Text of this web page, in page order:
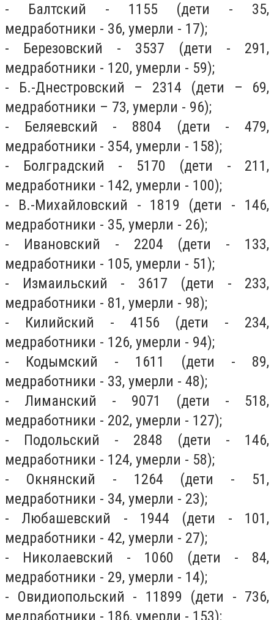
- Балтский - 1155 (дети - 35,
медработники - 36, умерли - 17);
- Березовский - 3537 (дети - 291,
медработники - 120, умерли - 59);
- Б.-Днестровский – 2314 (дети – 69,
медработники – 73, умерли - 96);
- Беляевский - 8804 (дети - 479,
медработники - 354, умерли - 158);
- Болградский - 5170 (дети - 211,
медработники - 142, умерли - 100);
- В.-Михайловский - 1819 (дети - 146,
медработники - 35, умерли - 26);
- Ивановский - 2204 (дети - 133,
медработники - 105, умерли - 51);
- Измаильский - 3617 (дети - 233,
медработники - 81, умерли - 98);
- Килийский - 4156 (дети - 234,
медработники - 126, умерли - 94);
- Кодымский - 1611 (дети - 89,
медработники - 33, умерли - 48);
- Лиманский - 9071 (дети - 518,
медработники - 202, умерли - 127);
- Подольский - 2848 (дети - 146,
медработники - 124, умерли - 58);
- Окнянский - 1264 (дети - 51,
медработники - 34, умерли - 23);
- Любашевский - 1944 (дети - 101,
медработники - 42, умерли - 27);
- Николаевский - 1060 (дети - 84,
медработники - 29, умерли - 14);
- Овидиопольский - 11899 (дети - 736,
медработники - 186, умерли - 153);